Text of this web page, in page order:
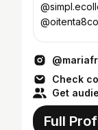
Check
Get
Full